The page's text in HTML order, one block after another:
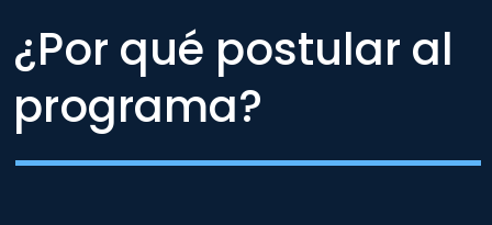
¿Por qué postular al
programa?